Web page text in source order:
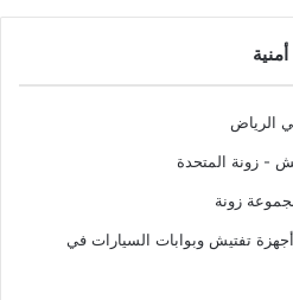
الرياض
- زونة المتحدة
زونة
تفتيش وبوابات السيارات في